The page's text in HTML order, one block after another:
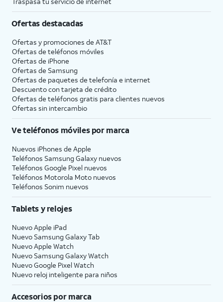
Ofertas destacadas
Ofertas y promociones de AT&T
Ofertas de teléfonos móviles
Ofertas de iPhone
Ofertas de Samsung
Ofertas de paquetes de telefonía e internet
Descuento con tarjeta de crédito
Ofertas de teléfonos gratis para clientes nuevos
Ofertas sin intercambio
Ve teléfonos móviles por marca
Nuevos iPhones de Apple
Teléfonos Samsung Galaxy nuevos
Teléfonos Google Pixel nuevos
Teléfonos Motorola Moto nuevos
Teléfonos Sonim nuevos
Tablets y relojes
Nuevo Apple iPad
Nuevo Samsung Galaxy Tab
Nuevo Apple Watch
Nuevo Samsung Galaxy Watch
Nuevo Google Pixel Watch
Nuevo reloj inteligente para niños
Accesorios por marca